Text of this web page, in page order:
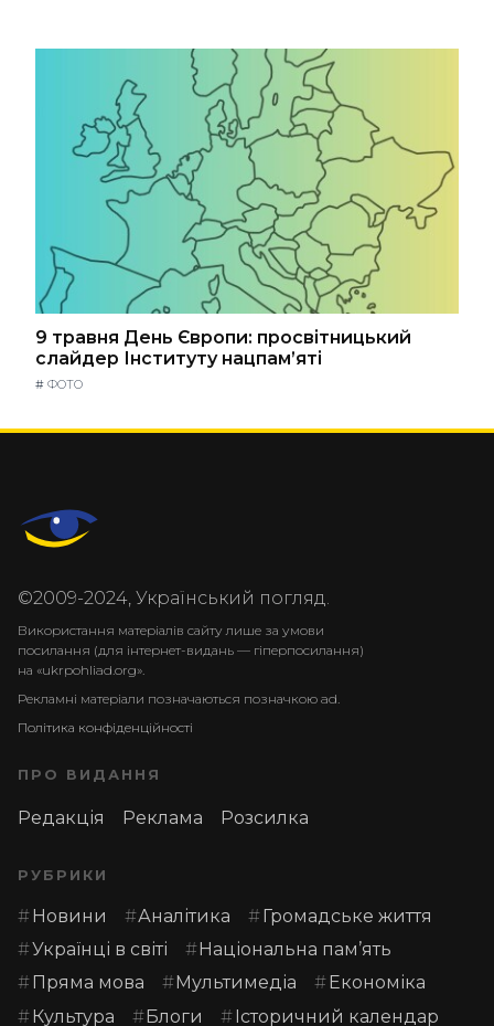
9 травня День Європи: просвітницький
слайдер Інституту нацпам’яті
# ФОТО
©2009-2024, Український погляд.
Використання матеріалів сайту лише за умови
посилання (для інтернет-видань — гіперпосилання)
на «ukrpohliad.org».
Рекламні матеріали позначаються позначкою ad.
Політика конфіденційності
ПРО ВИДАННЯ
Редакція Реклама Розсилка
РУБРИКИ
Новини Аналітика
Громадське життя
Українці в світі
Національна пам’ять
Пряма мова
Мультимедіа
Економіка
Культура
Блоги Історичний календар